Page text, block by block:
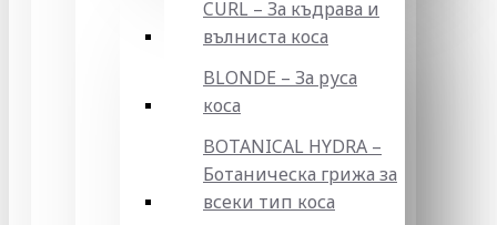
CURL – За къдрава и
вълниста коса
BLONDE – За руса
коса
BOTANICAL HYDRA –
Ботаническа грижа за
всеки тип коса